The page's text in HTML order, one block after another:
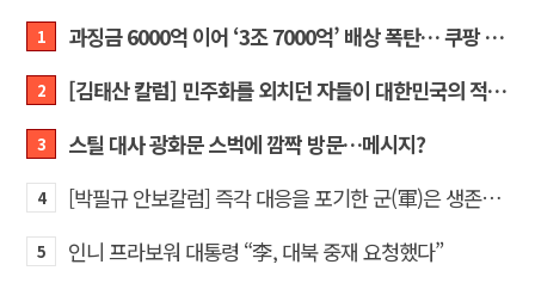
1 과징금 6000억 이어 ‘3조 7000억’ 배상 폭탄… 쿠팡 때리기에 한미 통상 ‘초비상’
2 [김태산 칼럼] 민주화를 외치던 자들이 대한민국의 적이고 간첩이었다
3 스틸 대사 광화문 스벅에 깜짝 방문…메시지?
4 [박필규 안보칼럼] 즉각 대응을 포기한 군(軍)은 생존할 수 없다
5 인니 프라보워 대통령 “李, 대북 중재 요청했다”